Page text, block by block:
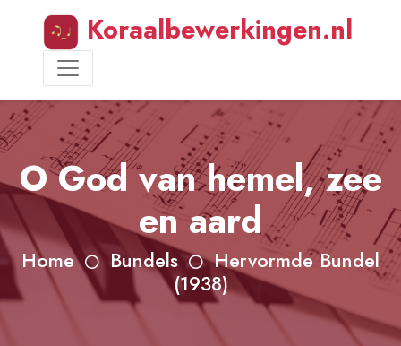
Koraalbewerkingen.nl
O God van hemel, zee
en aard
Home Bundels
Hervormde Bundel
(1938)